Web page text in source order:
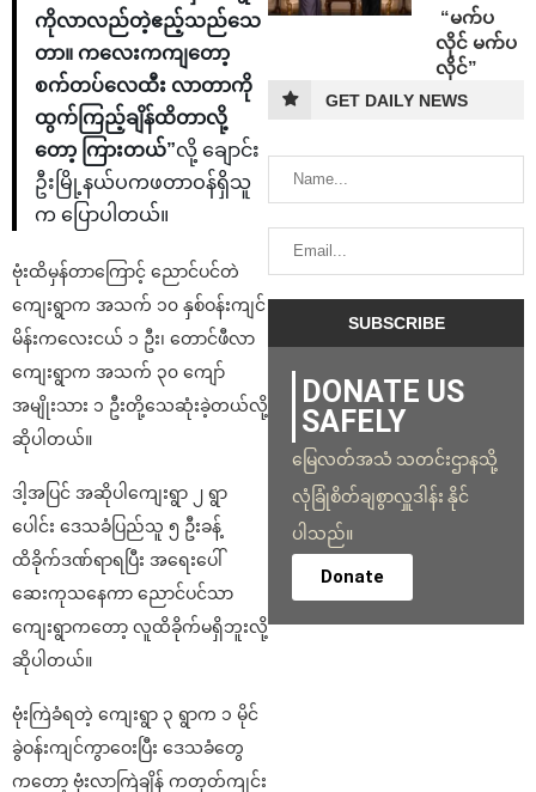
ကိုလာလည်တဲ့ဧည့်သည်သေ
တာ။ ကလေးကကျတော့
စက်တပ်လေထီး လာတာကို
ထွက်ကြည့်ချိန်ထိတာလို့
တော့ ကြားတယ်”လို့ ချောင်း
ဦးမြို့နယ်ပကဖတာဝန်ရှိသူ
က ပြောပါတယ်။
ဗုံးထိမှန်တာကြောင့် ညောင်ပင်တဲ
ကျေးရွာက အသက် ၁၀ နှစ်ဝန်းကျင်
မိန်းကလေးငယ် ၁ ဦး၊ တောင်ဖီလာ
ကျေးရွာက အသက် ၃၀ ကျော်
အမျိုးသား ၁ ဦးတို့သေဆုံးခဲ့တယ်လို့
ဆိုပါတယ်။
ဒါ့အပြင် အဆိုပါကျေးရွာ ၂ ရွာ
ပေါင်း ဒေသခံပြည်သူ ၅ ဦးခန့်
ထိခိုက်ဒဏ်ရာရပြီး အရေးပေါ်
ဆေးကုသနေကာ ညောင်ပင်သာ
ကျေးရွာကတော့ လူထိခိုက်မရှိဘူးလို့
ဆိုပါတယ်။
ဗုံးကြဲခံရတဲ့ ကျေးရွာ ၃ ရွာက ၁ မိုင်
ခွဲဝန်းကျင်ကွာဝေးပြီး ဒေသခံတွေ
ကတော့ ဗုံးလာကြဲချိန် ကတုတ်ကျင်း
⁨ ⁨“မက်ပ
လိုင် မက်ပ
လိုင်”
GET DAILY NEWS
DONATE US
SAFELY
မြေလတ်အသံ သတင်းဌာနသို့
လုံခြုံစိတ်ချစွာလှူဒါန်း နိုင်
ပါသည်။
Donate